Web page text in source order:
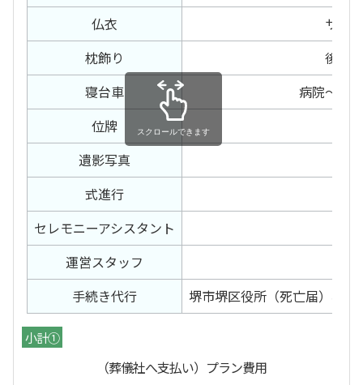
仏衣
サテ
枕飾り
後飾
寝台車
病院〜預
位牌
遺影写真
式進行
セレモニーアシスタント
運営スタッフ
手続き代行
堺市堺区役所（死亡届）堺
小計①
（葬儀社へ支払い）プラン費用